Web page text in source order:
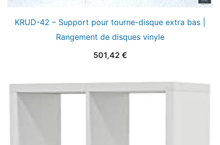
KRUD-42 – Support pour tourne-disque extra bas |
Rangement de disques vinyle
501,42 €